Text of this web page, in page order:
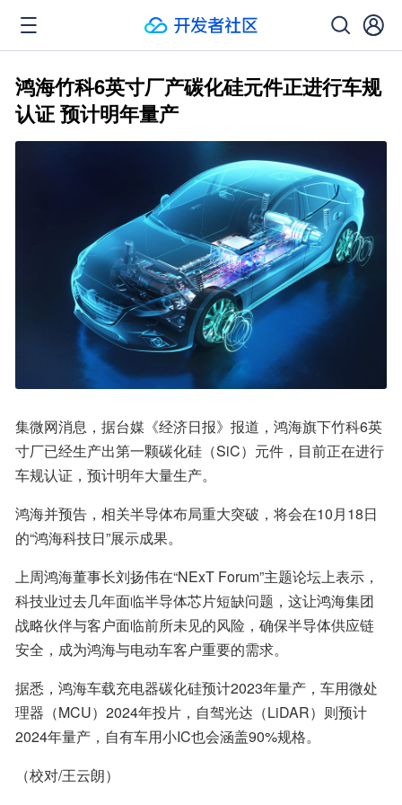
鸿海竹科6英寸厂产碳化硅元件正进行车规
认证 预计明年量产
集微网消息，据台媒《经济日报》报道，鸿海旗下竹科6英
寸厂已经生产出第一颗碳化硅（SiC）元件，目前正在进行
车规认证，预计明年大量生产。
鸿海并预告，相关半导体布局重大突破，将会在10月18日
的“鸿海科技日”展示成果。
上周鸿海董事长刘扬伟在“NExT Forum”主题论坛上表示，
科技业过去几年面临半导体芯片短缺问题，这让鸿海集团
战略伙伴与客户面临前所未见的风险，确保半导体供应链
安全，成为鸿海与电动车客户重要的需求。
据悉，鸿海车载充电器碳化硅预计2023年量产，车用微处
理器（MCU）2024年投片，自驾光达（LiDAR）则预计
2024年量产，自有车用小IC也会涵盖90%规格。
（校对/王云朗）